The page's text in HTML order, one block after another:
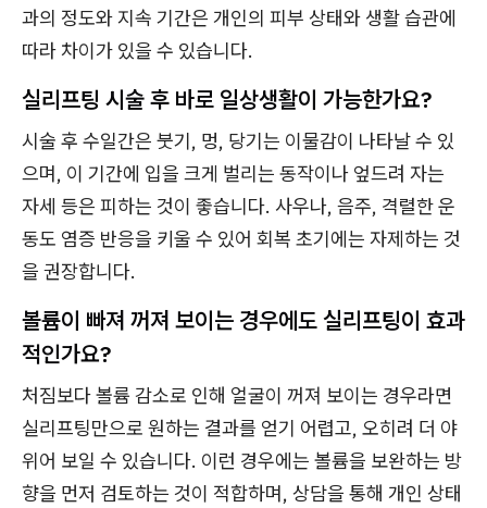
과의 정도와 지속 기간은 개인의 피부 상태와 생활 습관에
따라 차이가 있을 수 있습니다.
실리프팅 시술 후 바로 일상생활이 가능한가요?
시술 후 수일간은 붓기, 멍, 당기는 이물감이 나타날 수 있
으며, 이 기간에 입을 크게 벌리는 동작이나 엎드려 자는
자세 등은 피하는 것이 좋습니다. 사우나, 음주, 격렬한 운
동도 염증 반응을 키울 수 있어 회복 초기에는 자제하는 것
을 권장합니다.
볼륨이 빠져 꺼져 보이는 경우에도 실리프팅이 효과
적인가요?
처짐보다 볼륨 감소로 인해 얼굴이 꺼져 보이는 경우라면
실리프팅만으로 원하는 결과를 얻기 어렵고, 오히려 더 야
위어 보일 수 있습니다. 이런 경우에는 볼륨을 보완하는 방
향을 먼저 검토하는 것이 적합하며, 상담을 통해 개인 상태